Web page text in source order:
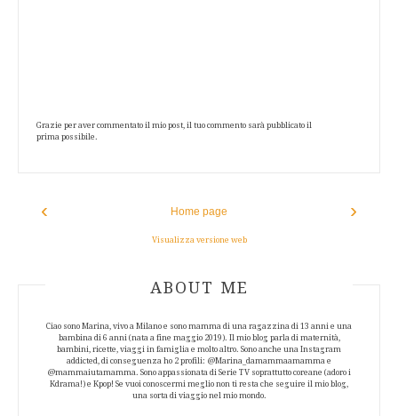
Grazie per aver commentato il mio post, il tuo commento sarà pubblicato il
prima possibile.
‹ ›
Home page
Visualizza versione web
ABOUT AUTHOR
ABOUT ME
Ciao sono Marina, vivo a Milano e sono mamma di una ragazzina di 13 anni e una
bambina di 6 anni (nata a fine maggio 2019). Il mio blog parla di maternità,
bambini, ricette, viaggi in famiglia e molto altro. Sono anche una Instagram
addicted, di conseguenza ho 2 profili: @Marina_damammaamamma e
@mammaiutamamma. Sono appassionata di Serie TV soprattutto coreane (adoro i
Kdrama!) e Kpop! Se vuoi conoscermi meglio non ti resta che seguire il mio blog,
una sorta di viaggio nel mio mondo.